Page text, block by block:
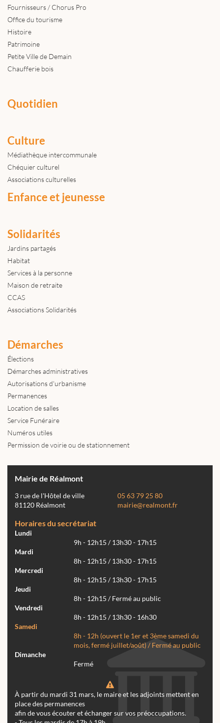
Fournisseurs / Chorus Pro
Office du tourisme
Histoire
Patrimoine
Petite Ville de Demain
Chaufferie bois
Quotidien
Culture
Médiathèque intercommunale
Chéquier culturel
Associations culturelles
Enfance et jeunesse
Solidarités
Jardins partagés
Habitat
Services à la personne
Maison de retraite
CCAS
Associations Solidarités
Démarches
Élections
Démarches administratives
Autorisations d'urbanisme
Permanences
Location de salles
Service Funéraire
Numéros utiles
Permission de voirie ou de stationnement
Mairie de Réalmont
3 rue de l'Hôtel de ville
81120 Réalmont
05 63 79 25 80
mairie@realmont.fr
Horaires du secrétariat
Lundi
9h - 12h15 / 13h30 - 17h15
Mardi
8h - 12h15 / 13h30 - 17h15
Mercredi
8h - 12h15 / 13h30 - 17h15
Jeudi
8h - 12h15 / Fermé au public
Vendredi
8h - 12h15 / 13h30 - 16h30
Samedi
8h - 12h (ouvert le 1er et 3ème samedi du
mois, fermé juillet/août) / Fermé au public
Dimanche
Fermé
À partir du mardi 31 mars, le maire et les adjoints mettent en
place des permanences
afin de vous écouter et échanger sur vos préoccupations.